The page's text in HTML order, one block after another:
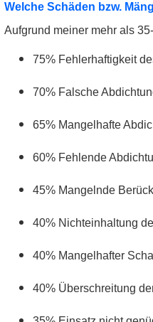
Welche Schäden bzw.
Aufgrund meiner mehr als
75% Fehlerhaftigkeit
70% Falsche
65% Mangelhafte
60% Fehlende
45% Mangelnde
40% Nichteinhaltung
40% Mangelhafter
40% Überschreitung